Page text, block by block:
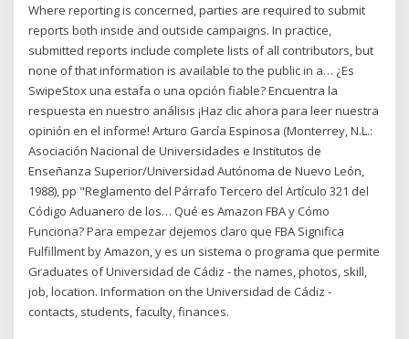
Where reporting is concerned, parties are required to submit
reports both inside and outside campaigns. In practice,
submitted reports include complete lists of all contributors, but
none of that information is available to the public in a… ¿Es
SwipeStox una estafa o una opción fiable? Encuentra la
respuesta en nuestro análisis ¡Haz clic ahora para leer nuestra
opinión en el informe! Arturo García Espinosa (Monterrey, N.L.:
Asociación Nacional de Universidades e Institutos de
Enseñanza Superior/Universidad Autónoma de Nuevo León,
1988), pp "Reglamento del Párrafo Tercero del Artículo 321 del
Código Aduanero de los… Qué es Amazon FBA y Cómo
Funciona? Para empezar dejemos claro que FBA Significa
Fulfillment by Amazon, y es un sistema o programa que permite
Graduates of Universidad de Cádiz - the names, photos, skill,
job, location. Information on the Universidad de Cádiz -
contacts, students, faculty, finances.